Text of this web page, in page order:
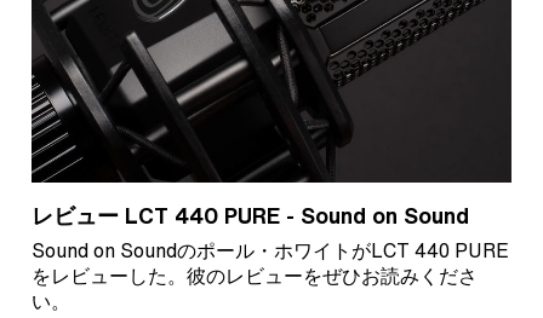
レビュー LCT 440 PURE - Sound on Sound
Sound on Soundのポール・ホワイトがLCT 440 PURE
をレビューした。彼のレビューをぜひお読みくださ
い。